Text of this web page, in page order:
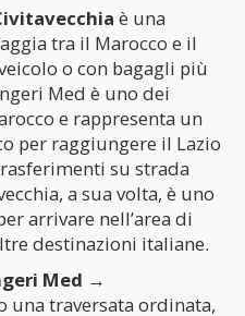
è una
tra il Marocco e il
o con bagagli più
Med è uno dei
e rappresenta un
per raggiungere il Lazio
su strada
a sua volta, è uno
arrivare nell’area di
destinazioni italiane.
Med →
una traversata ordinata,